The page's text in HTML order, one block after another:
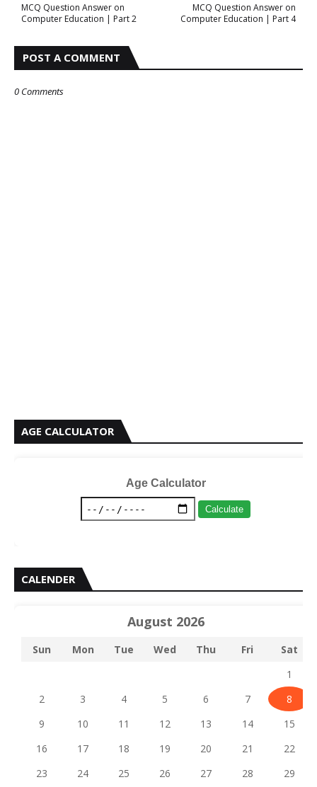
MCQ Question Answer on
Computer Education | Part 4
MCQ Question Answer on
Computer Education | Part 2
POST A COMMENT
0 Comments
AGE CALCULATOR
Age Calculator
Calculate
CALENDER
August 2026
Sun Mon Tue Wed Thu Fri
Sat
1
2
3 4 5 6 7
8
9
10 11 12 13 14
15
16
17 18 19 20 21
22
23
24 25 26 27 28 29